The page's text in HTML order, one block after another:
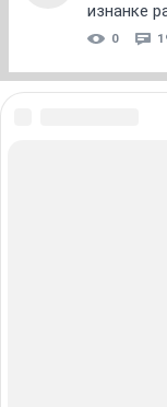
изнанке
0